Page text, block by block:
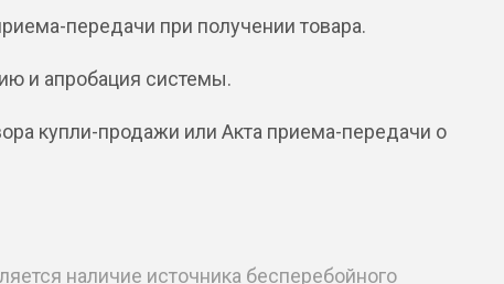
передачи при получении товара.
и апробация системы.
купли-продажи или Акта приема-передачи о
наличие источника бесперебойного